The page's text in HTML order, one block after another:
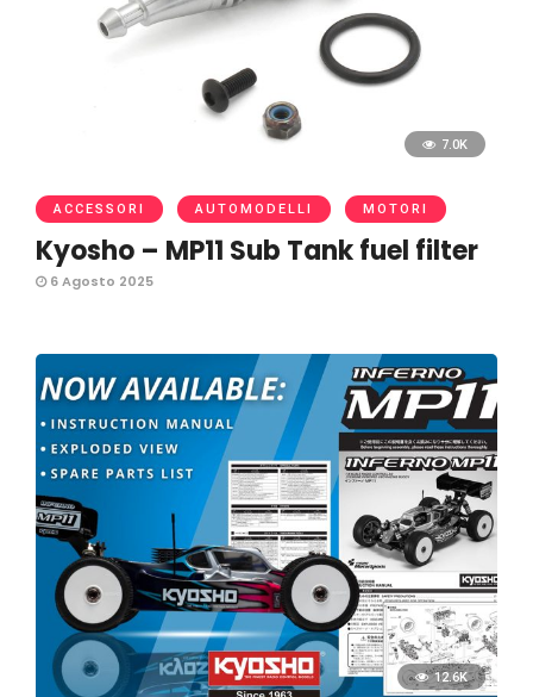
7.0K
ACCESSORI AUTOMODELLI MOTORI
Kyosho – MP11 Sub Tank fuel filter
6 Agosto 2025
12.6K